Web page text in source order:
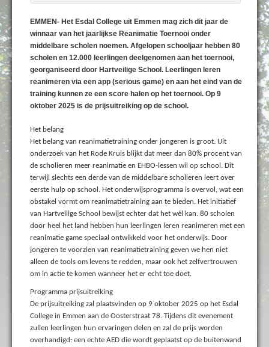
EMMEN- Het Esdal College uit Emmen mag zich dit jaar de
winnaar van het jaarlijkse Reanimatie Toernooi onder
middelbare scholen noemen. Afgelopen schooljaar hebben 80
scholen en 12.000 leerlingen deelgenomen aan het toernooi,
georganiseerd door Hartveilige School. Leerlingen leren
reanimeren via een app (serious game) en aan het eind van de
training kunnen ze een score halen op het toernooi. Op 9
oktober 2025 is de prijsuitreiking op de school.
Het belang
Het belang van reanimatietraining onder jongeren is groot. Uit
onderzoek van het Rode Kruis blijkt dat meer dan 80% procent van
de scholieren meer reanimatie en EHBO-lessen wil op school. Dit
terwijl slechts een derde van de middelbare scholieren leert over
eerste hulp op school. Het onderwijsprogramma is overvol, wat een
obstakel vormt om reanimatietraining aan te bieden. Het initiatief
van Hartveilige School bewijst echter dat het wél kan. 80 scholen
door heel het land hebben hun leerlingen leren reanimeren met een
reanimatie game speciaal ontwikkeld voor het onderwijs. Door
jongeren te voorzien van reanimatietraining geven we hen niet
alleen de tools om levens te redden, maar ook het zelfvertrouwen
om in actie te komen wanneer het er echt toe doet.
Programma prijsuitreiking
De prijsuitreiking zal plaatsvinden op 9 oktober 2025 op het Esdal
College in Emmen aan de Oosterstraat 78. Tijdens dit evenement
zullen leerlingen hun ervaringen delen en zal de prijs worden
overhandigd: een echte AED die wordt geplaatst op de buitenwand